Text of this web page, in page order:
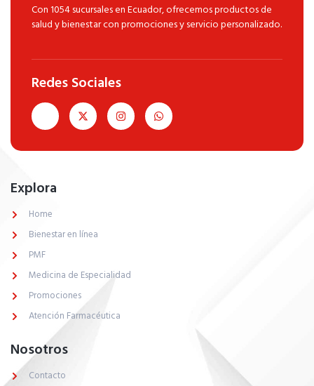
Con 1054 sucursales en Ecuador, ofrecemos productos de
salud y bienestar con promociones y servicio personalizado.
Redes Sociales
Explora
Home
Bienestar en línea
PMF
Medicina de Especialidad
Promociones
Atención Farmacéutica
Nosotros
Contacto
Asistente Farmacias Económicas